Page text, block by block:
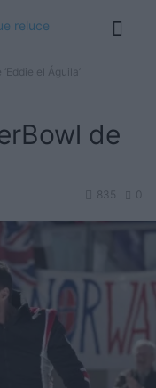
el Águila’
de
0
835